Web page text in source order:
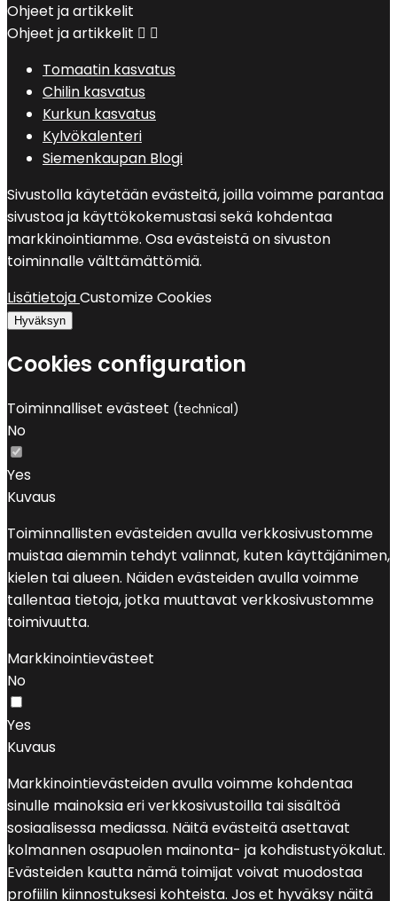
Ohjeet ja artikkelit
Ohjeet ja artikkelit  
Tomaatin kasvatus
Chilin kasvatus
Kurkun kasvatus
Kylvökalenteri
Siemenkaupan Blogi
Sivustolla käytetään evästeitä, joilla voimme parantaa
sivustoa ja käyttökokemustasi sekä kohdentaa
markkinointiamme. Osa evästeistä on sivuston
toiminnalle välttämättömiä.
LisätietojaCustomize Cookies
Hyväksyn
Cookies configuration
Toiminnalliset evästeet (technical)
No
Yes
Kuvaus
Toiminnallisten evästeiden avulla verkkosivustomme
muistaa aiemmin tehdyt valinnat, kuten käyttäjänimen,
kielen tai alueen. Näiden evästeiden avulla voimme
tallentaa tietoja, jotka muuttavat verkkosivustomme
toimivuutta.
Markkinointievästeet
No
Yes
Kuvaus
Markkinointievästeiden avulla voimme kohdentaa
sinulle mainoksia eri verkkosivustoilla tai sisältöä
sosiaalisessa mediassa. Näitä evästeitä asettavat
kolmannen osapuolen mainonta- ja kohdistustyökalut.
Evästeiden kautta nämä toimijat voivat muodostaa
profiilin kiinnostuksesi kohteista. Jos et hyväksy näitä